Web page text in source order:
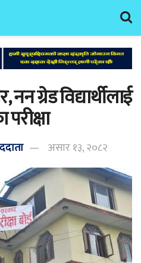
ग्रेड विद्यार्थीलाई
असार १३, २०८२